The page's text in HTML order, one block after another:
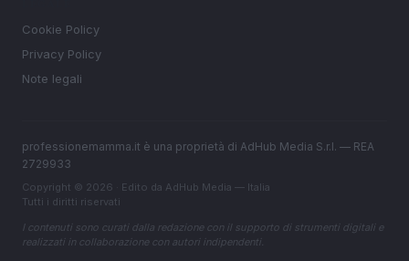
Cookie Policy
Privacy Policy
Note legali
professionemamma.it è una proprietà di AdHub Media S.r.l. — REA
2729933
Copyright © 2026 · Edito da AdHub Media — Italia
Tutti i diritti riservati
I contenuti sono curati dalla redazione con il supporto di strumenti digitali e
realizzati in collaborazione con autori indipendenti.